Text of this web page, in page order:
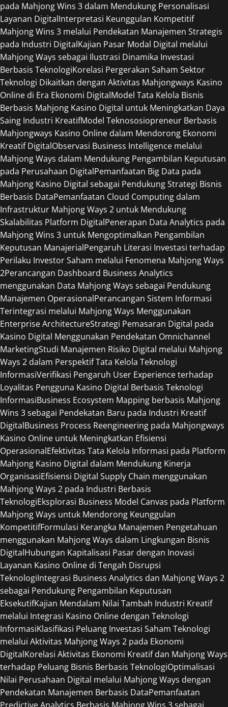
pada Mahjong Wins 3 dalam Mendukung Personalisasi
Layanan DigitalInterpretasi Keunggulan Kompetitif
Mahjong Wins 3 melalui Pendekatan Manajemen Strategis
pada Industri DigitalKajian Pasar Modal Digital melalui
Mahjong Ways sebagai Ilustrasi Dinamika Investasi
Berbasis TeknologiKorelasi Pergerakan Saham Sektor
Teknologi Dikaitkan dengan Aktivitas Mahjongways Kasino
Online di Era Ekonomi DigitalModel Tata Kelola Bisnis
Berbasis Mahjong Kasino Digital untuk Meningkatkan Daya
Saing Industri KreatifModel Teknososiopreneur Berbasis
Mahjongways Kasino Online dalam Mendorong Ekonomi
Kreatif DigitalObservasi Business Intelligence melalui
Mahjong Ways dalam Mendukung Pengambilan Keputusan
pada Perusahaan DigitalPemanfaatan Big Data pada
Mahjong Kasino Digital sebagai Pendukung Strategi Bisnis
Berbasis DataPemanfaatan Cloud Computing dalam
Infrastruktur Mahjong Ways 2 untuk Mendukung
Skalabilitas Platform DigitalPenerapan Data Analytics pada
Mahjong Wins 3 untuk Mengoptimalkan Pengambilan
Keputusan ManajerialPengaruh Literasi Investasi terhadap
Perilaku Investor Saham melalui Fenomena Mahjong Ways
2Perancangan Dashboard Business Analytics
menggunakan Data Mahjong Ways sebagai Pendukung
Manajemen OperasionalPerancangan Sistem Informasi
Terintegrasi melalui Mahjong Ways Menggunakan
Enterprise ArchitectureStrategi Pemasaran Digital pada
Kasino Digital Menggunakan Pendekatan Omnichannel
MarketingStudi Manajemen Risiko Digital melalui Mahjong
Ways 2 dalam Perspektif Tata Kelola Teknologi
InformasiVerifikasi Pengaruh User Experience terhadap
Loyalitas Pengguna Kasino Digital Berbasis Teknologi
InformasiBusiness Ecosystem Mapping berbasis Mahjong
Wins 3 sebagai Pendekatan Baru pada Industri Kreatif
DigitalBusiness Process Reengineering pada Mahjongways
Kasino Online untuk Meningkatkan Efisiensi
OperasionalEfektivitas Tata Kelola Informasi pada Platform
Mahjong Kasino Digital dalam Mendukung Kinerja
OrganisasiEfisiensi Digital Supply Chain menggunakan
Mahjong Ways 2 pada Industri Berbasis
TeknologiEksplorasi Business Model Canvas pada Platform
Mahjong Ways untuk Mendorong Keunggulan
KompetitifFormulasi Kerangka Manajemen Pengetahuan
menggunakan Mahjong Ways dalam Lingkungan Bisnis
DigitalHubungan Kapitalisasi Pasar dengan Inovasi
Layanan Kasino Online di Tengah Disrupsi
TeknologiIntegrasi Business Analytics dan Mahjong Ways 2
sebagai Pendukung Pengambilan Keputusan
EksekutifKajian Mendalam Nilai Tambah Industri Kreatif
melalui Integrasi Kasino Online dengan Teknologi
InformasiKlasifikasi Peluang Investasi Saham Teknologi
melalui Aktivitas Mahjong Ways 2 pada Ekonomi
DigitalKorelasi Aktivitas Ekonomi Kreatif dan Mahjong Ways
terhadap Peluang Bisnis Berbasis TeknologiOptimalisasi
Nilai Perusahaan Digital melalui Mahjong Ways dengan
Pendekatan Manajemen Berbasis DataPemanfaatan